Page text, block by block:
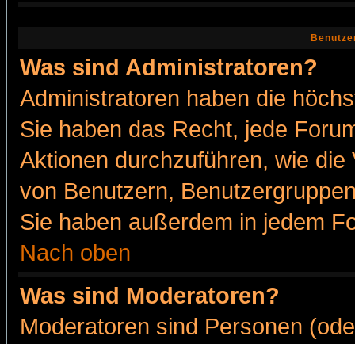
Was sind Administratoren?
Administratoren haben die
Sie haben das Recht, jede
Aktionen durchzuführen, wie
von Benutzern,
Sie haben außerdem in jedem
Nach oben
Was sind Moderatoren?
Moderatoren sind Personen